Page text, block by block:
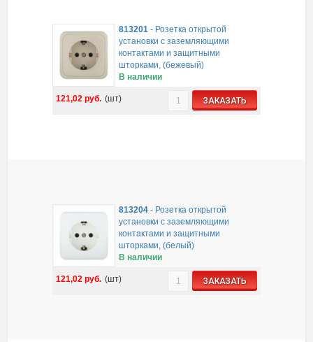
813201- Розетка открытой
установки с заземляющими
контактами и защитными
шторками, (бежевый)
В наличии
121,02 руб. (шт) ЗАКАЗАТЬ
813204- Розетка открытой
установки с заземляющими
контактами и защитными
шторками, (белый)
В наличии
121,02 руб. (шт) ЗАКАЗАТЬ